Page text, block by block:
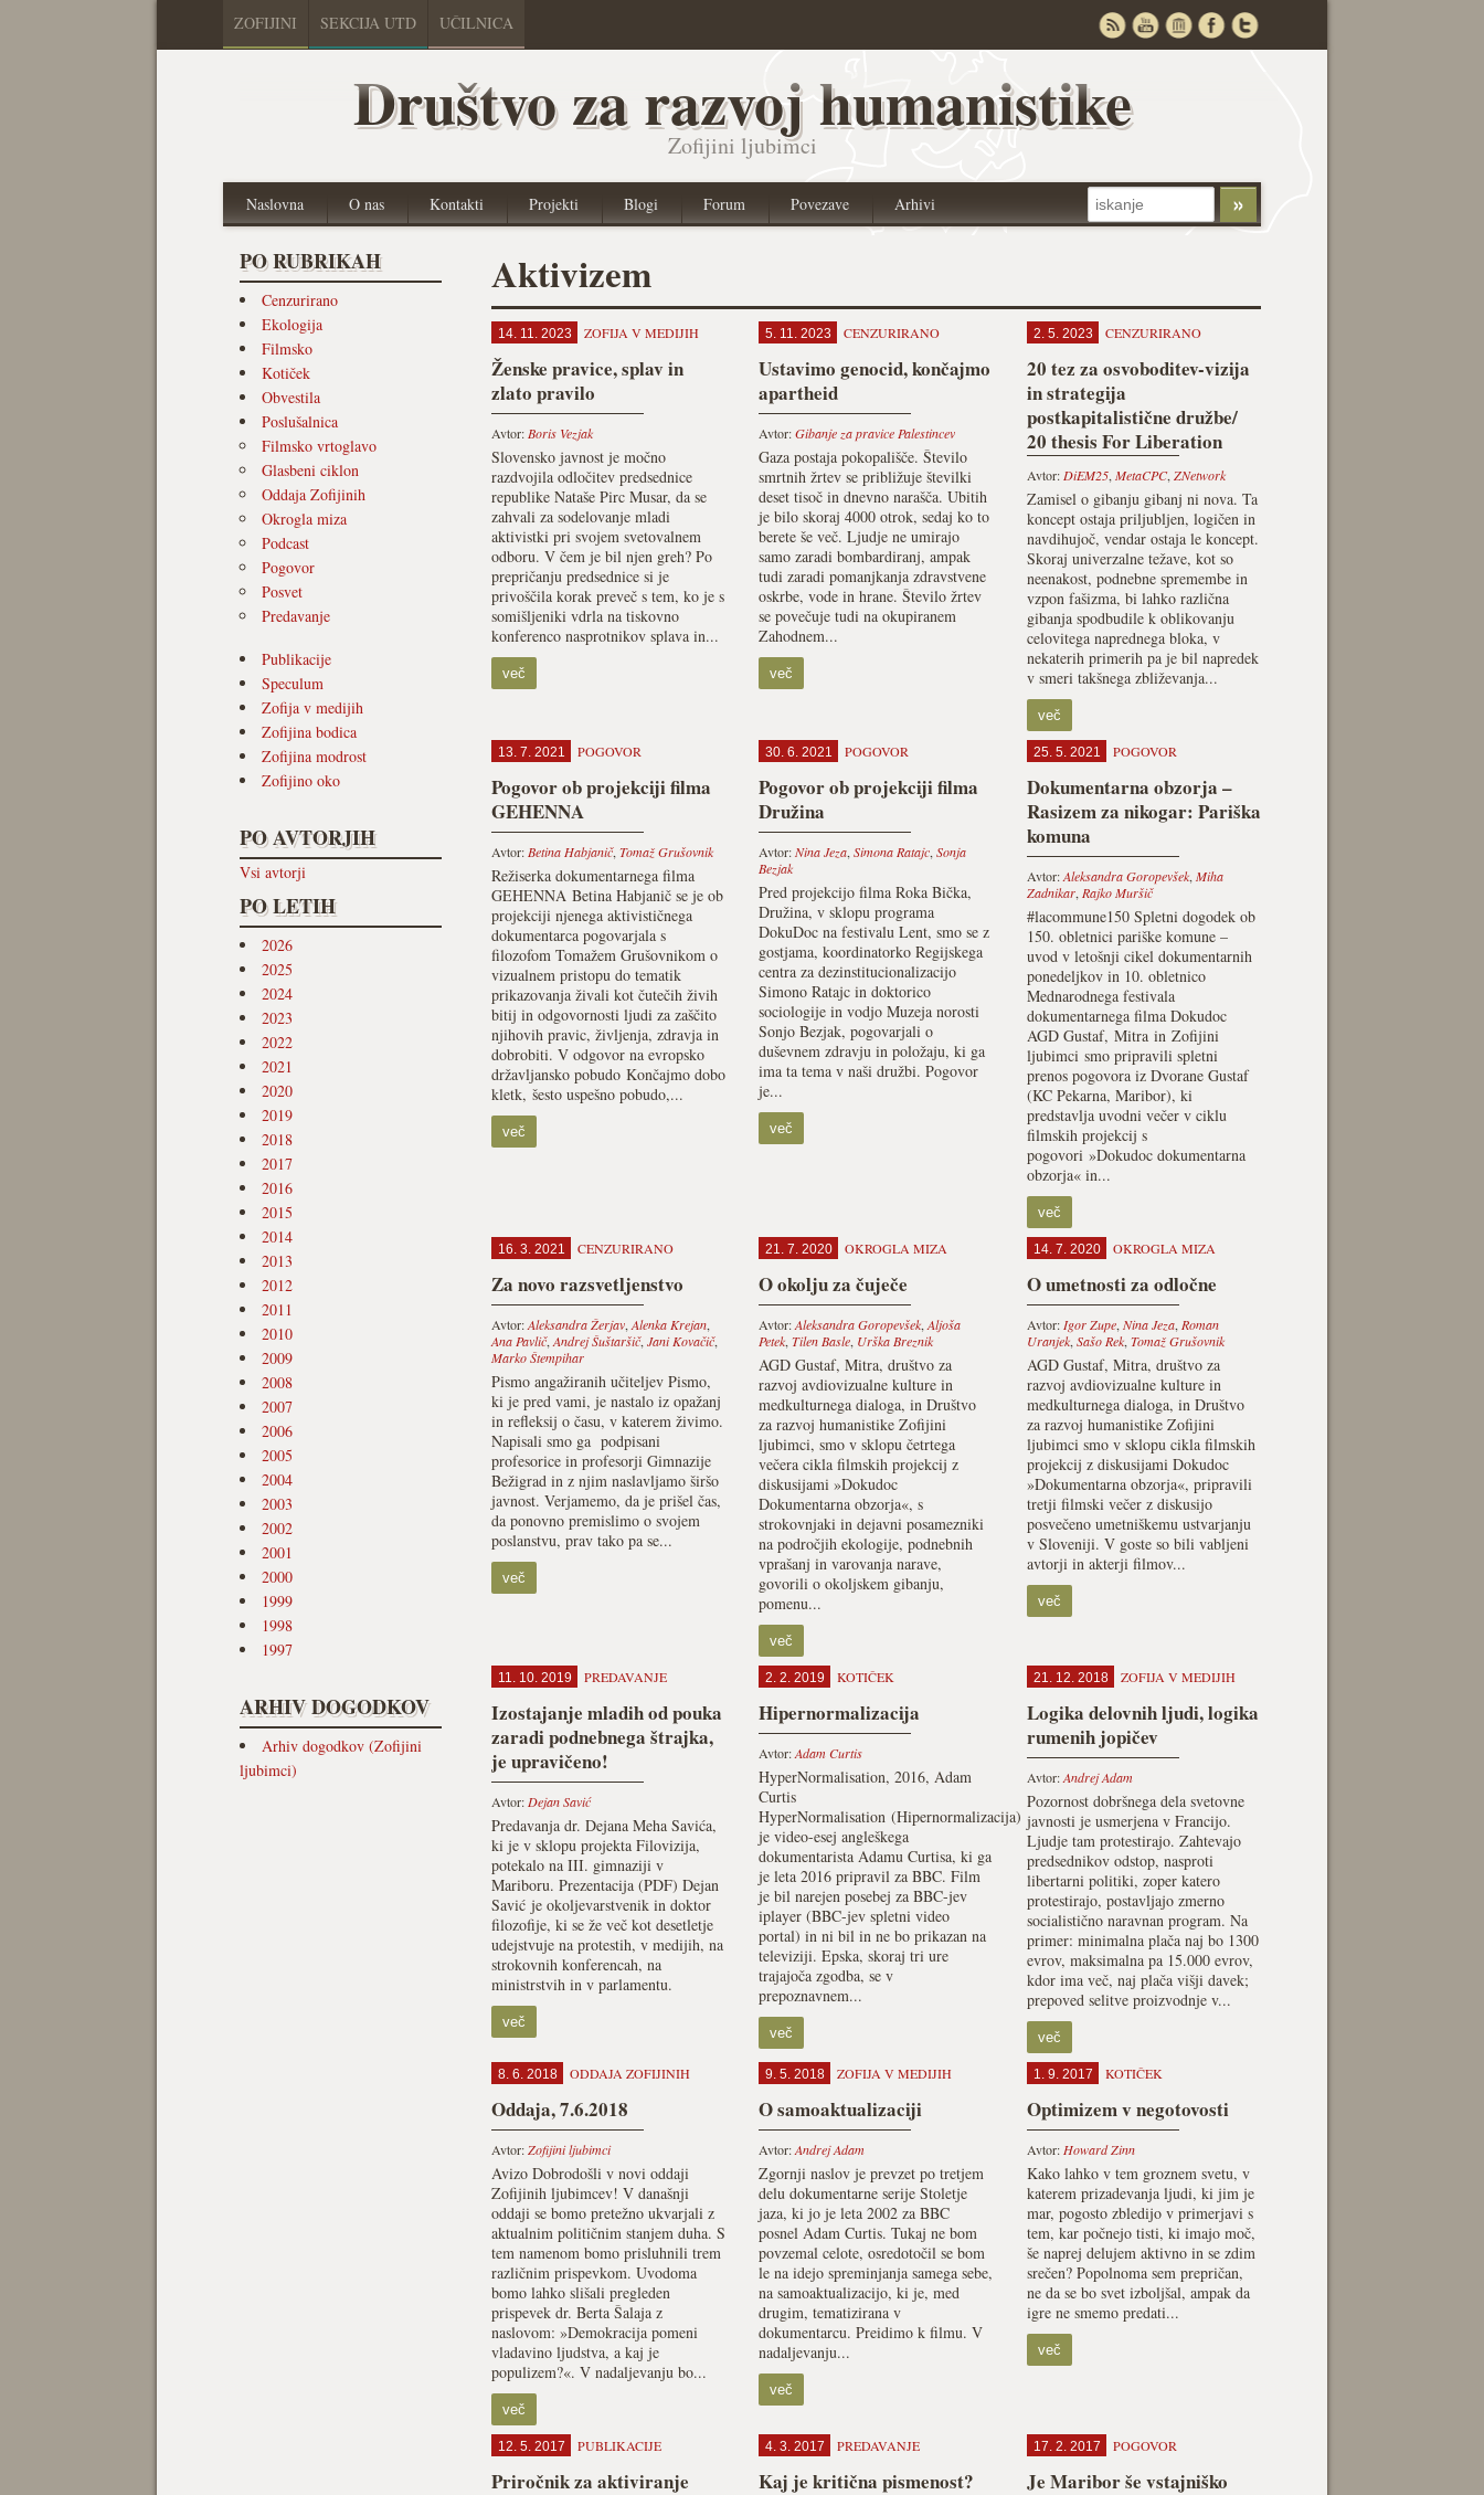
ZOFIJINI SEKCIJA UTD UČILNICA
Društvo za razvoj humanistike
Zofijini ljubimci
Naslovna O nas Kontakti Projekti Blogi Forum Povezave Arhivi
PO RUBRIKAH
Cenzurirano
Ekologija
Filmsko
Kotiček
Obvestila
Poslušalnica
Filmsko vrtoglavo
Glasbeni ciklon
Oddaja Zofijinih
Okrogla miza
Podcast
Pogovor
Posvet
Predavanje
Publikacije
Speculum
Zofija v medijih
Zofijina bodica
Zofijina modrost
Zofijino oko
PO AVTORJIH
Vsi avtorji
PO LETIH
2026
2025
2024
2023
2022
2021
2020
2019
2018
2017
2016
2015
2014
2013
2012
2011
2010
2009
2008
2007
2006
2005
2004
2003
2002
2001
2000
1999
1998
1997
ARHIV DOGODKOV
Arhiv dogodkov (Zofijini
ljubimci)
Aktivizem
14. 11. 2023 ZOFIJA V MEDIJIH
Ženske pravice, splav in
zlato pravilo
Avtor: Boris Vezjak
Slovensko javnost je močno
razdvojila odločitev predsednice
republike Nataše Pirc Musar, da se
zahvali za sodelovanje mladi
aktivistki pri svojem svetovalnem
odboru. V čem je bil njen greh? Po
prepričanju predsednice si je
privoščila korak preveč s tem, ko je s
somišljeniki vdrla na tiskovno
konferenco nasprotnikov splava in...
več
5. 11. 2023 CENZURIRANO
Ustavimo genocid, končajmo
apartheid
Avtor:Gibanje za pravice Palestincev
Gaza postaja pokopališče. Število
smrtnih žrtev se približuje številki
deset tisoč in dnevno narašča. Ubitih
je bilo skoraj 4000 otrok, sedaj ko to
berete še več. Ljudje ne umirajo
samo zaradi bombardiranj, ampak
tudi zaradi pomanjkanja zdravstvene
oskrbe, vode in hrane. Število žrtev
se povečuje tudi na okupiranem
Zahodnem...
več
2. 5. 2023 CENZURIRANO
20 tez za osvoboditev-vizija
in strategija
postkapitalistične družbe/
20 thesis For Liberation
Avtor: DiEM25, MetaCPC, ZNetwork
Zamisel o gibanju gibanj ni nova. Ta
koncept ostaja priljubljen, logičen in
navdihujoč, vendar ostaja le koncept.
Skoraj univerzalne težave, kot so
neenakost, podnebne spremembe in
vzpon fašizma, bi lahko različna
gibanja spodbudile k oblikovanju
celovitega naprednega bloka, v
nekaterih primerih pa je bil napredek
v smeri takšnega zbliževanja...
več
13. 7. 2021 POGOVOR
Pogovor ob projekciji filma
GEHENNA
Avtor: Betina Habjanič, Tomaž Grušovnik
Režiserka dokumentarnega filma
GEHENNA Betina Habjanič se je ob
projekciji njenega aktivističnega
dokumentarca pogovarjala s
filozofom Tomažem Grušovnikom o
vizualnem pristopu do tematik
prikazovanja živali kot čutečih živih
bitij in odgovornosti ljudi za zaščito
njihovih pravic, življenja, zdravja in
dobrobiti. V odgovor na evropsko
državljansko pobudo Končajmo dobo
kletk, šesto uspešno pobudo,...
več
30. 6. 2021 POGOVOR
Pogovor ob projekciji filma
Družina
Avtor:Nina Jeza, Simona Ratajc, Sonja
Bezjak
Pred projekcijo filma Roka Bička,
Družina, v sklopu programa
DokuDoc na festivalu Lent, smo se z
gostjama, koordinatorko Regijskega
centra za dezinstitucionalizacijo
Simono Ratajc in doktorico
sociologije in vodjo Muzeja norosti
Sonjo Bezjak, pogovarjali o
duševnem zdravju in položaju, ki ga
ima ta tema v naši družbi. Pogovor
je...
več
25. 5. 2021 POGOVOR
Dokumentarna obzorja –
Rasizem za nikogar: Pariška
komuna
Avtor:Aleksandra Goropevšek, Miha
Zadnikar, Rajko Muršič
#lacommune150 Spletni dogodek ob
150. obletnici pariške komune –
uvod v letošnji cikel dokumentarnih
ponedeljkov in 10. obletnico
Mednarodnega festivala
dokumentarnega filma Dokudoc
AGD Gustaf, Mitra in Zofijini
ljubimci smo pripravili spletni
prenos pogovora iz Dvorane Gustaf
(KC Pekarna, Maribor), ki
predstavlja uvodni večer v ciklu
filmskih projekcij s
pogovori »Dokudoc dokumentarna
obzorja« in...
več
16. 3. 2021 CENZURIRANO
Za novo razsvetljenstvo
Avtor:Aleksandra Žerjav, Alenka Krejan,
Ana Pavlič, Andrej Šuštaršič, Jani Kovačič,
Marko Štempihar
Pismo angažiranih učiteljev Pismo,
ki je pred vami, je nastalo iz opažanj
in refleksij o času, v katerem živimo.
Napisali smo ga podpisani
profesorice in profesorji Gimnazije
Bežigrad in z njim naslavljamo širšo
javnost. Verjamemo, da je prišel čas,
da ponovno premislimo o svojem
poslanstvu, prav tako pa se...
več
21. 7. 2020 OKROGLA MIZA
O okolju za čuječe
Avtor:Aleksandra Goropevšek, Aljoša
Petek, Tilen Basle, Urška Breznik
AGD Gustaf, Mitra, društvo za
razvoj avdiovizualne kulture in
medkulturnega dialoga, in Društvo
za razvoj humanistike Zofijini
ljubimci, smo v sklopu četrtega
večera cikla filmskih projekcij z
diskusijami »Dokudoc
Dokumentarna obzorja«, s
strokovnjaki in dejavni posamezniki
na področjih ekologije, podnebnih
vprašanj in varovanja narave,
govorili o okoljskem gibanju,
pomenu...
več
14. 7. 2020 OKROGLA MIZA
O umetnosti za odločne
Avtor: Igor Zupe, Nina Jeza, Roman
Uranjek, Sašo Rek, Tomaž Grušovnik
AGD Gustaf, Mitra, društvo za
razvoj avdiovizualne kulture in
medkulturnega dialoga, in Društvo
za razvoj humanistike Zofijini
ljubimci smo v sklopu cikla filmskih
projekcij z diskusijami Dokudoc
»Dokumentarna obzorja«, pripravili
tretji filmski večer z diskusijo
posvečeno umetniškemu ustvarjanju
v Sloveniji. V goste so bili vabljeni
avtorji in akterji filmov...
več
11. 10. 2019 PREDAVANJE
Izostajanje mladih od pouka
zaradi podnebnega štrajka,
je upravičeno!
Avtor: Dejan Savić
Predavanja dr. Dejana Meha Savića,
ki je v sklopu projekta Filovizija,
potekalo na III. gimnaziji v
Mariboru. Prezentacija (PDF) Dejan
Savić je okoljevarstvenik in doktor
filozofije, ki se že več kot desetletje
udejstvuje na protestih, v medijih, na
strokovnih konferencah, na
ministrstvih in v parlamentu.
več
2. 2. 2019 KOTIČEK
Hipernormalizacija
Avtor:Adam Curtis
HyperNormalisation, 2016, Adam
Curtis
HyperNormalisation (Hipernormalizacija)
je video-esej angleškega
dokumentarista Adamu Curtisa, ki ga
je leta 2016 pripravil za BBC. Film
je bil narejen posebej za BBC-jev
iplayer (BBC-jev spletni video
portal) in ni bil in ne bo prikazan na
televiziji. Epska, skoraj tri ure
trajajoča zgodba, se v
prepoznavnem...
več
21. 12. 2018 ZOFIJA V MEDIJIH
Logika delovnih ljudi, logika
rumenih jopičev
Avtor:Andrej Adam
Pozornost dobršnega dela svetovne
javnosti je usmerjena v Francijo.
Ljudje tam protestirajo. Zahtevajo
predsednikov odstop, nasproti
libertarni politiki, zoper katero
protestirajo, postavljajo zmerno
socialistično naravnan program. Na
primer: minimalna plača naj bo 1300
evrov, maksimalna pa 15.000 evrov,
kdor ima več, naj plača višji davek;
prepoved selitve proizvodnje v...
več
8. 6. 2018 ODDAJA ZOFIJINIH
Oddaja, 7.6.2018
Avtor:Zofijini ljubimci
Avizo Dobrodošli v novi oddaji
Zofijinih ljubimcev! V današnji
oddaji se bomo pretežno ukvarjali z
aktualnim političnim stanjem duha. S
tem namenom bomo prisluhnili trem
različnim prispevkom. Uvodoma
bomo lahko slišali pregleden
prispevek dr. Berta Šalaja z
naslovom: »Demokracija pomeni
vladavino ljudstva, a kaj je
populizem?«. V nadaljevanju bo...
več
9. 5. 2018 ZOFIJA V MEDIJIH
O samoaktualizaciji
Avtor:Andrej Adam
Zgornji naslov je prevzet po tretjem
delu dokumentarne serije Stoletje
jaza, ki jo je leta 2002 za BBC
posnel Adam Curtis. Tukaj ne bom
povzemal celote, osredotočil se bom
le na idejo spreminjanja samega sebe,
na samoaktualizacijo, ki je, med
drugim, tematizirana v
dokumentarcu. Preidimo k filmu. V
nadaljevanju...
več
1. 9. 2017 KOTIČEK
Optimizem v negotovosti
Avtor: Howard Zinn
Kako lahko v tem groznem svetu, v
katerem prizadevanja ljudi, ki jim je
mar, pogosto zbledijo v primerjavi s
tem, kar počnejo tisti, ki imajo moč,
še naprej delujem aktivno in se zdim
srečen? Popolnoma sem prepričan,
ne da se bo svet izboljšal, ampak da
igre ne smemo predati...
več
12. 5. 2017 PUBLIKACIJE
Priročnik za aktiviranje
4. 3. 2017 PREDAVANJE
Kaj je kritična pismenost?
17. 2. 2017 POGOVOR
Je Maribor še vstajniško